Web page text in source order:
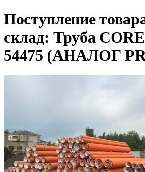
Поступление
склад: Труба
54475 (АНАЛОГ